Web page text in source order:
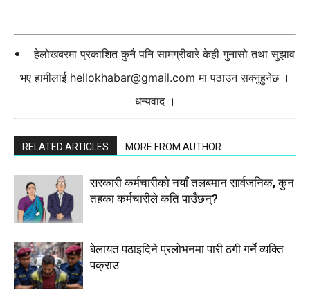
हेलोखबरमा प्रकाशित कुनै पनि सामग्रीबारे केही गुनासो तथा सुझाव
भए हामीलाई hellokhabar@gmail.com मा पठाउन सक्नुहुनेछ ।
धन्यवाद ।
RELATED ARTICLES MORE FROM AUTHOR
सरकारी कर्मचारीकाे नयाँ तलबमान सार्वजनिक, कुन
तहका कर्मचारीले कति पाउँछन्?
बेलायत पठाइदिने प्रलाेभनमा पारी ठगी गर्ने व्यक्ति
पक्राउ